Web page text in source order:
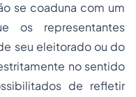
se coaduna com um
os representantes
seu eleitorado ou do
no sentido
de refletir